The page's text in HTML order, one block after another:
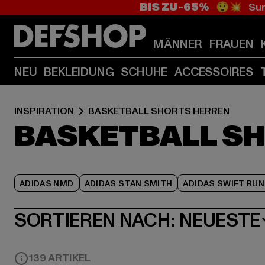
BIS ZU -65% 😲💥
MÄNNER FRAUEN
NEU BEKLEIDUNG SCHUHE ACCESSOIRES
INSPIRATION BASKETBALL SHORTS HERREN
BASKETBALL
ADIDAS NMD ADIDAS STAN SMITH ADIDAS SWIFT RUN
SORTIEREN NACH: NEUESTE
139 ARTIKEL